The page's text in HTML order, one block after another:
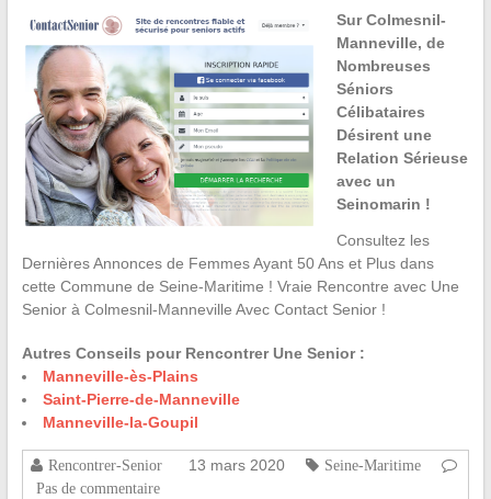
Sur Colmesnil-
Manneville, de
Nombreuses
Séniors
Célibataires
Désirent une
Relation Sérieuse
avec un
Seinomarin !
Consultez les
Dernières Annonces de Femmes Ayant 50 Ans et Plus dans
cette Commune de Seine-Maritime ! Vraie Rencontre avec Une
Senior à Colmesnil-Manneville Avec Contact Senior !
Autres Conseils pour Rencontrer Une Senior :
Manneville-ès-Plains
Saint-Pierre-de-Manneville
Manneville-la-Goupil
Rencontrer-Senior 13 mars 2020
Seine-Maritime
Pas de commentaire